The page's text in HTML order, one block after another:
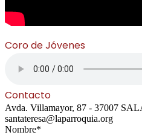
Coro de Jóvenes
Contacto
Avda. Villamayor, 87 - 37007
santateresa@laparroquia.org
Nombre*